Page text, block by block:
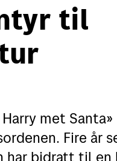
sendinger
om postkasser
til
met
Fire år
har bidratt til en